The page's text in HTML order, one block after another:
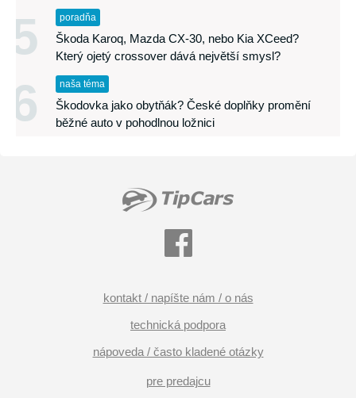
5 poradňa
Škoda Karoq, Mazda CX-30, nebo Kia XCeed?
Který ojetý crossover dává největší smysl?
6 naša téma
Škodovka jako obytňák? České doplňky promění
běžné auto v pohodlnou ložnici
kontakt / napíšte nám / o nás
technická podpora
nápoveda / často kladené otázky
pre predajcu